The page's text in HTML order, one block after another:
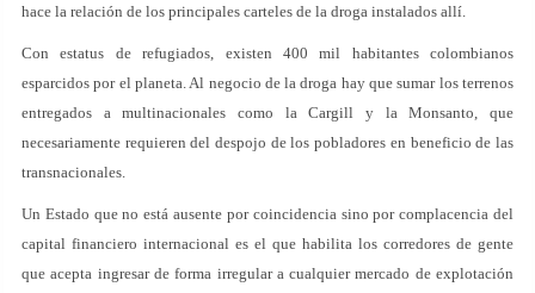
hace la relación de los principales carteles de la droga instalados allí.
Con estatus de refugiados, existen 400 mil habitantes colombianos
esparcidos por el planeta. Al negocio de la droga hay que sumar los terrenos
entregados a multinacionales como la Cargill y la Monsanto, que
necesariamente requieren del despojo de los pobladores en beneficio de las
transnacionales.
Un Estado que no está ausente por coincidencia sino por complacencia del
capital financiero internacional es el que habilita los corredores de gente
que acepta ingresar de forma irregular a cualquier mercado de explotación